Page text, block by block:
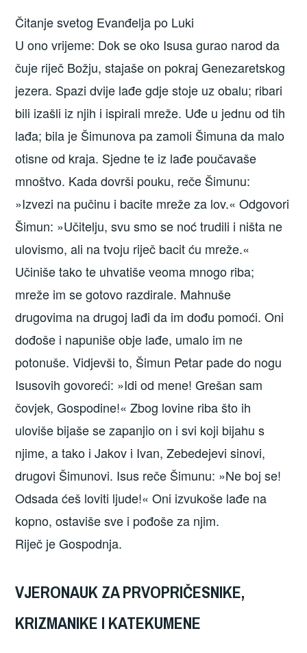
Čitanje svetog Evanđelja po Luki
U ono vrijeme: Dok se oko Isusa gurao narod da
čuje riječ Božju, stajaše on pokraj Genezaretskog
jezera. Spazi dvije lađe gdje stoje uz obalu; ribari
bili izašli iz njih i ispirali mreže. Uđe u jednu od tih
lađa; bila je Šimunova pa zamoli Šimuna da malo
otisne od kraja. Sjedne te iz lađe poučavaše
mnoštvo. Kada dovrši pouku, reče Šimunu:
»Izvezi na pučinu i bacite mreže za lov.« Odgovori
Šimun: »Učitelju, svu smo se noć trudili i ništa ne
ulovismo, ali na tvoju riječ bacit ću mreže.«
Učiniše tako te uhvatiše veoma mnogo riba;
mreže im se gotovo razdirale. Mahnuše
drugovima na drugoj lađi da im dođu pomoći. Oni
dođoše i napuniše obje lađe, umalo im ne
potonuše. Vidjevši to, Šimun Petar pade do nogu
Isusovih govoreći: »Idi od mene! Grešan sam
čovjek, Gospodine!« Zbog lovine riba što ih
uloviše bijaše se zapanjio on i svi koji bijahu s
njime, a tako i Jakov i Ivan, Zebedejevi sinovi,
drugovi Šimunovi. Isus reče Šimunu: »Ne boj se!
Odsada ćeš loviti ljude!« Oni izvukoše lađe na
kopno, ostaviše sve i pođoše za njim.
Riječ je Gospodnja.
VJERONAUK ZA PRVOPRIČESNIKE,
KRIZMANIKE I KATEKUMENE